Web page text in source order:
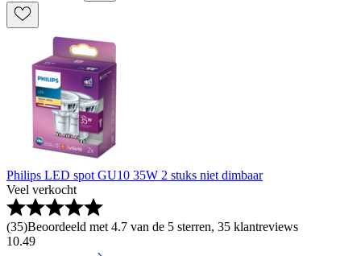
Philips LED spot GU10 35W 2 stuks niet dimbaar
Veel verkocht
(35)Beoordeeld met 4.7 van de 5 sterren, 35 klantreviews
10.49